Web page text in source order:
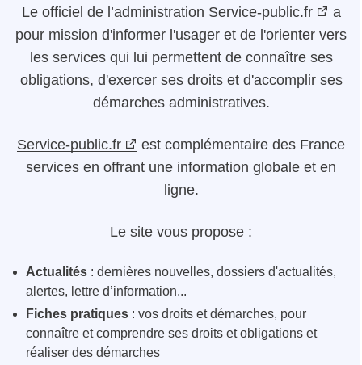
Le officiel de l’administration Service-public.fr
a
pour mission d'informer l'usager et de l'orienter vers
les services qui lui permettent de connaître ses
obligations, d'exercer ses droits et d'accomplir ses
démarches administratives.
Service-public.fr
est complémentaire des France
services en offrant une information globale et en
ligne.
Le site vous propose :
Actualités : dernières nouvelles, dossiers d'actualités,
alertes, lettre d’information...
Fiches pratiques : vos droits et démarches, pour
connaître et comprendre ses droits et obligations et
réaliser des démarches